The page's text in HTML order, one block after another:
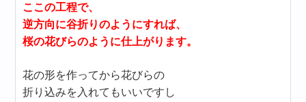
ここの工程で、
逆方向に谷折りのようにすれば、
桜の花びらのように仕上がります。
花の形を作ってから花びらの
折り込みを入れてもいいですし